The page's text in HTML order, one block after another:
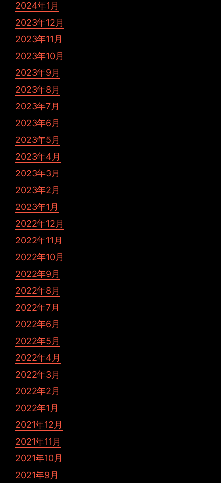
2024年1月
2023年12月
2023年11月
2023年10月
2023年9月
2023年8月
2023年7月
2023年6月
2023年5月
2023年4月
2023年3月
2023年2月
2023年1月
2022年12月
2022年11月
2022年10月
2022年9月
2022年8月
2022年7月
2022年6月
2022年5月
2022年4月
2022年3月
2022年2月
2022年1月
2021年12月
2021年11月
2021年10月
2021年9月